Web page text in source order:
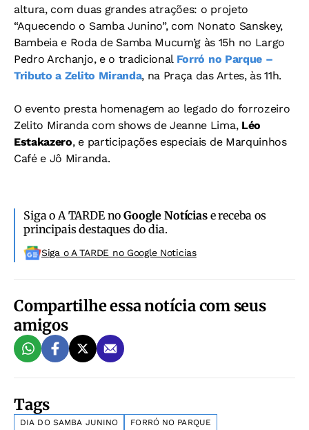
altura, com duas grandes atrações: o projeto
“Aquecendo o Samba Junino”, com Nonato Sanskey,
Bambeia e Roda de Samba Mucum’g às 15h no Largo
Pedro Archanjo, e o tradicional Forró no Parque –
Tributo a Zelito Miranda, na Praça das Artes, às 11h.
O evento presta homenagem ao legado do forrozeiro
Zelito Miranda com shows de Jeanne Lima,Léo
Estakazero, e participações especiais de Marquinhos
Café e Jô Miranda.
Siga o A TARDE noGoogle Notíciase receba os
principais destaques do dia.
Siga o A TARDE no Google Noticias
Compartilhe essa notícia com seus
amigos
Tags
DIA DO SAMBA JUNINO
FORRÓ NO PARQUE